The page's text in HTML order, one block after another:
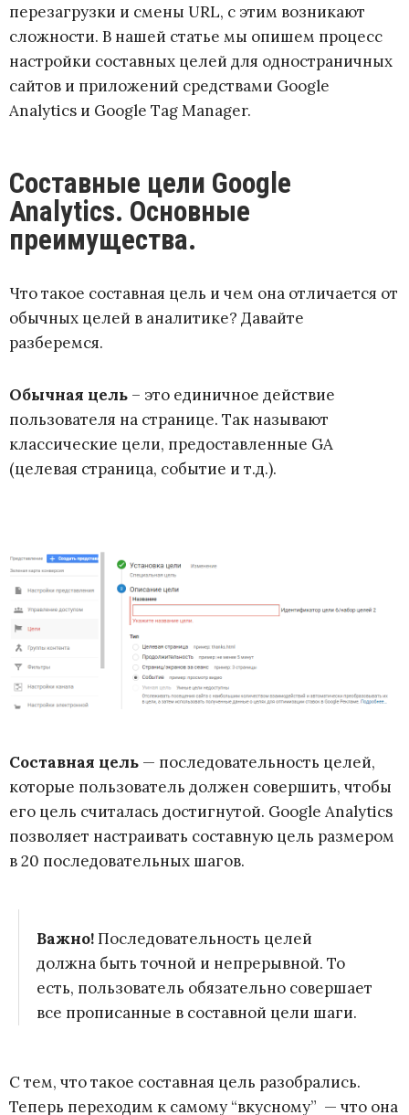
перезагрузки и смены URL, с этим возникают
сложности. В нашей статье мы опишем процесс
настройки составных целей для одностраничных
сайтов и приложений средствами Google
Analytics и Google Tag Manager.
Составные цели Google
Analytics. Основные
преимущества.
Что такое составная цель и чем она отличается от
обычных целей в аналитике? Давайте
разберемся.
Обычная цель – это единичное действие
пользователя на странице. Так называют
классические цели, предоставленные GA
(целевая страница, событие и т.д.).
Составная цель — последовательность целей,
которые пользователь должен совершить, чтобы
его цель считалась достигнутой. Google Analytics
позволяет настраивать составную цель размером
в 20 последовательных шагов.
Важно!Последовательность целей
должна быть точной и непрерывной. То
есть, пользователь обязательно совершает
все прописанные в составной цели шаги.
С тем, что такое составная цель разобрались.
Теперь переходим к самому “вкусному” — что она